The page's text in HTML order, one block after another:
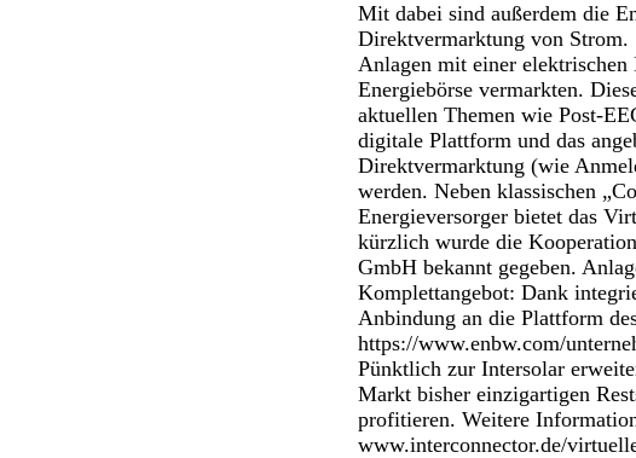
Mit dabei sind außerdem die
Direktvermarktung von Strom.
Anlagen mit einer
Energiebörse vermarkten.
aktuellen Themen wie Post-
digitale Plattform und das
Direktvermarktung (wie
werden. Neben klassischen
Energieversorger bietet das
kürzlich wurde die
GmbH bekannt gegeben.
Komplettangebot: Dank
Anbindung an die Plattform
https://www.enbw.com/
Pünktlich zur Intersolar
Markt bisher einzigartigen
profitieren. Weitere
www.interconnector.de/